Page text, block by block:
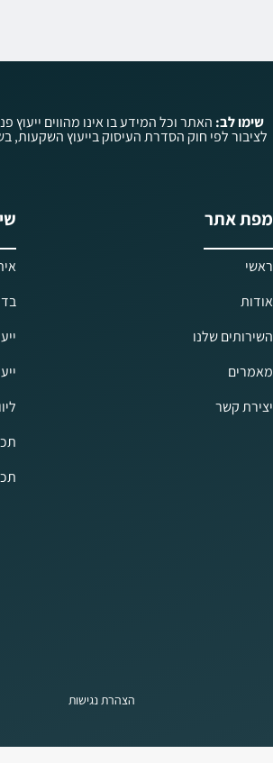
שימו לב: האתר וכל המידע בו אינו מהווים ייעוץ
מפת אתר
ראשי
אודות
השירותים שלנו
מאמרים
יצירת קשר
הצהרת נגישות